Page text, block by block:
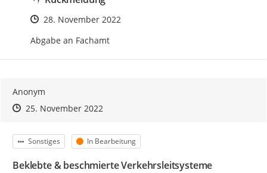
Zeitpunkt des Erstellens
28. November 2022
Abgabe an Fachamt
Anonym
Zeitpunkt des Erstellens
Zeitpunkt des Erstellens
25. November 2022Zur Äußerung
Kategorie
Sonstiges Status
In Bearbeitung
Beklebte & beschmierte Verkehrsleitsysteme